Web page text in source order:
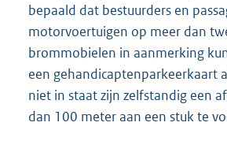
bepaald dat bestuurders en
motorvoertuigen op meer dan
brommobielen in aanmerking
een gehandicaptenparkeerkaart
niet in staat zijn zelfstandig een
dan 100 meter aan een stuk te